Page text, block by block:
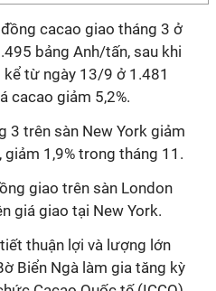
cacao giao tháng 3 ở
bảng Anh/tấn, sau khi
từ ngày 13/9 ở 1.481
cacao giảm 5,2%.
3 trên sàn New York giảm
giảm 1,9% trong tháng 11.
giao trên sàn London
giá giao tại New York.
thuận lợi và lượng lớn
Biển Ngà làm gia tăng kỳ